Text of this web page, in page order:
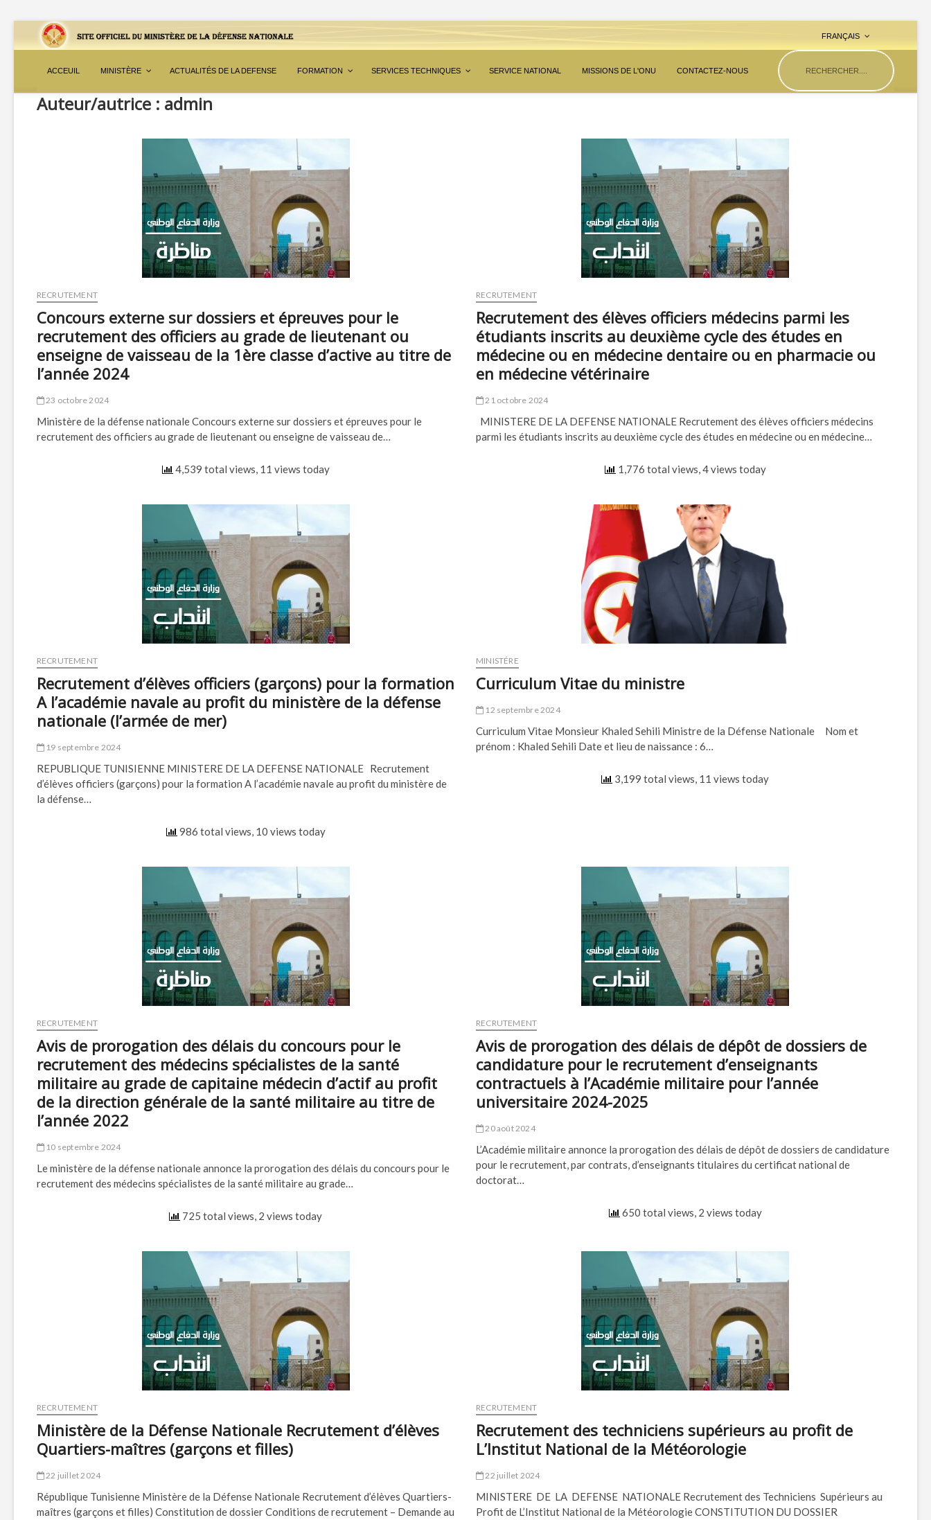
FRANÇAIS
ACCEUIL MINISTÈRE ACTUALITÉS DE LA DEFENSE FORMATION SERVICES TECHNIQUES SERVICE NATIONAL MISSIONS DE L'ONU CONTACTEZ-NOUS
Auteur/autrice : admin
RECRUTEMENT
Concours externe sur dossiers et épreuves pour le
recrutement des officiers au grade de lieutenant ou
enseigne de vaisseau de la 1ère classe d’active au titre de
l’année 2024
23 octobre 2024
Ministère de la défense nationale Concours externe sur dossiers et épreuves pour le
recrutement des officiers au grade de lieutenant ou enseigne de vaisseau de…
4,539 total views, 11 views today
RECRUTEMENT
Recrutement des élèves officiers médecins parmi les
étudiants inscrits au deuxième cycle des études en
médecine ou en médecine dentaire ou en pharmacie ou
en médecine vétérinaire
21 octobre 2024
MINISTERE DE LA DEFENSE NATIONALE Recrutement des élèves officiers médecins
parmi les étudiants inscrits au deuxième cycle des études en médecine ou en médecine…
1,776 total views, 4 views today
RECRUTEMENT
Recrutement d’élèves officiers (garçons) pour la formation
A l’académie navale au profit du ministère de la défense
nationale (l’armée de mer)
19 septembre 2024
REPUBLIQUE TUNISIENNE MINISTERE DE LA DEFENSE NATIONALE Recrutement
d’élèves officiers (garçons) pour la formation A l’académie navale au profit du ministère de
la défense…
986 total views, 10 views today
MINISTÉRE
Curriculum Vitae du ministre
12 septembre 2024
Curriculum Vitae Monsieur Khaled Sehili Ministre de la Défense Nationale Nom et
prénom : Khaled Sehili Date et lieu de naissance : 6…
3,199 total views, 11 views today
RECRUTEMENT
Avis de prorogation des délais du concours pour le
recrutement des médecins spécialistes de la santé
militaire au grade de capitaine médecin d’actif au profit
de la direction générale de la santé militaire au titre de
l’année 2022
10 septembre 2024
Le ministère de la défense nationale annonce la prorogation des délais du concours pour le
recrutement des médecins spécialistes de la santé militaire au grade…
725 total views, 2 views today
RECRUTEMENT
Avis de prorogation des délais de dépôt de dossiers de
candidature pour le recrutement d’enseignants
contractuels à l’Académie militaire pour l’année
universitaire 2024-2025
20 août 2024
L’Académie militaire annonce la prorogation des délais de dépôt de dossiers de candidature
pour le recrutement, par contrats, d’enseignants titulaires du certificat national de
doctorat…
650 total views, 2 views today
RECRUTEMENT
Ministère de la Défense Nationale Recrutement d’élèves
Quartiers-maîtres (garçons et filles)
22 juillet 2024
République Tunisienne Ministère de la Défense Nationale Recrutement d’élèves Quartiers-
maîtres (garçons et filles) Constitution de dossier Conditions de recrutement – Demande au
RECRUTEMENT
Recrutement des techniciens supérieurs au profit de
L’Institut National de la Météorologie
22 juillet 2024
MINISTERE DE LA DEFENSE NATIONALE Recrutement des Techniciens Supérieurs au
Profit de L’Institut National de la Météorologie CONSTITUTION DU DOSSIER